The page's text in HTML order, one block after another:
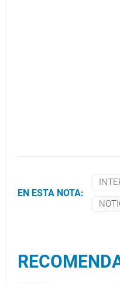
EN ESTA NOTA: